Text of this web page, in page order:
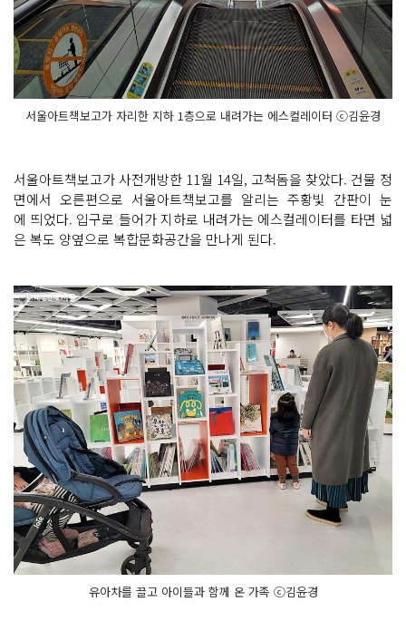
서울아트책보고가 자리한 지하 1층으로 내려가는 에스컬레이터 ⓒ김윤경
서울아트책보고가 사전개방한 11월 14일, 고척돔을 찾았다. 건물 정
면에서 오른편으로 서울아트책보고를 알리는 주황빛 간판이 눈
에 띄었다. 입구로 들어가 지하로 내려가는 에스컬레이터를 타면 넓
은 복도 양옆으로 복합문화공간을 만나게 된다.
유아차를 끌고 아이들과 함께 온 가족 ⓒ김윤경